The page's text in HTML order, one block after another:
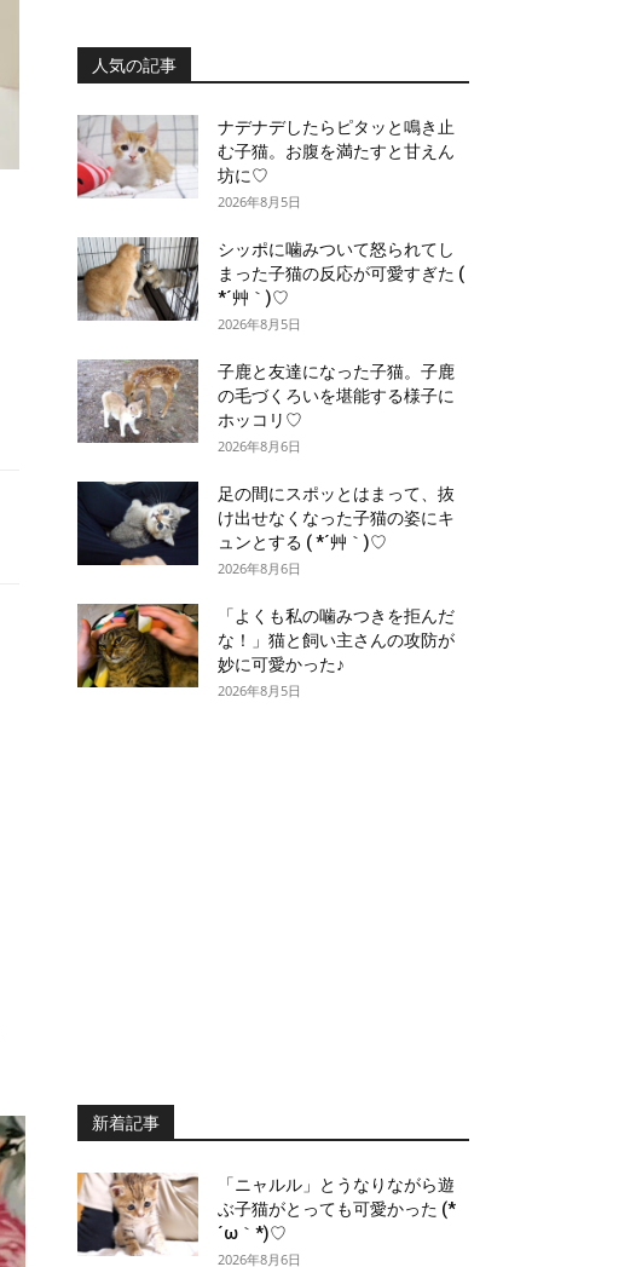
人気の記事
ナデナデしたらピタッと鳴き止
む子猫。お腹を満たすと甘えん
坊に♡
2026年8月5日
シッポに噛みついて怒られてし
まった子猫の反応が可愛すぎた (
*´艸｀)♡
2026年8月5日
子鹿と友達になった子猫。子鹿
の毛づくろいを堪能する様子に
ホッコリ♡
2026年8月6日
足の間にスポッとはまって、抜
け出せなくなった子猫の姿にキ
ュンとする ( *´艸｀)♡
2026年8月6日
「よくも私の噛みつきを拒んだ
な！」猫と飼い主さんの攻防が
妙に可愛かった♪
2026年8月5日
新着記事
「ニャルル」とうなりながら遊
ぶ子猫がとっても可愛かった (*
´ω｀*)♡
2026年8月6日